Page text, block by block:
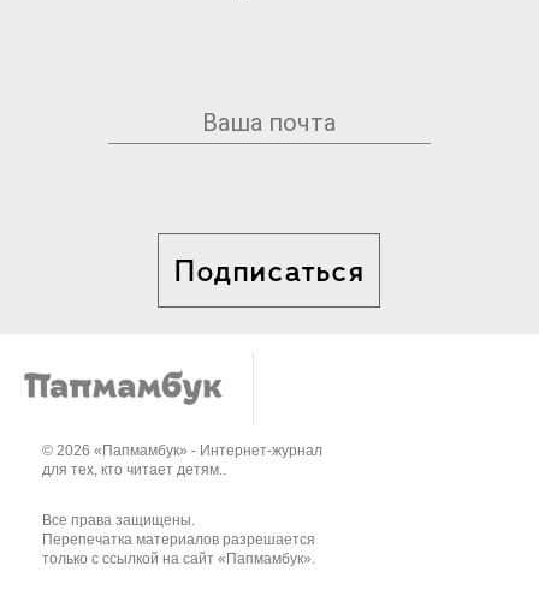
Подписаться
© 2026 «Папмамбук» - Интернет-журнал
для тех, кто читает детям..
Все права защищены.
Перепечатка материалов разрешается
только с ссылкой на сайт «Папмамбук».